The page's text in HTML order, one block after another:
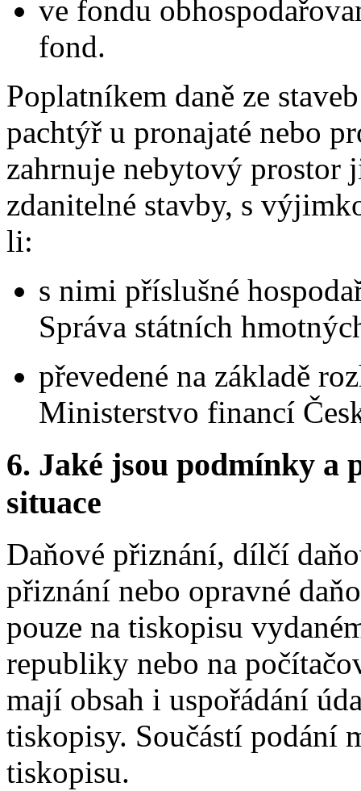
ve fondu
fond.
Poplatníkem daně ze
pachtýř u pronajaté nebo
zahrnuje nebytový prostor
zdanitelné stavby, s
li:
s nimi příslušné
Správa státních
převedené na základě
Ministerstvo financí
6. Jaké jsou podmínky a
situace
Daňové přiznání, dílčí
přiznání nebo opravné
pouze na tiskopisu
republiky nebo na
mají obsah i uspořádání
tiskopisy. Součástí podání
tiskopisu.